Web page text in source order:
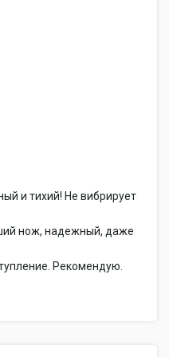
и тихий! Не вибрирует
нож, надежный, даже
Рекомендую.